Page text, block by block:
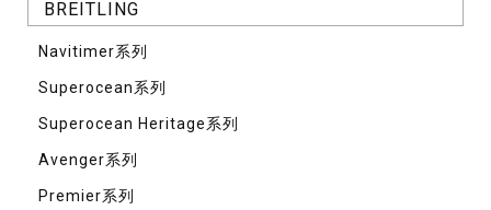
BREITLING
Navitimer系列
Superocean系列
Superocean Heritage系列
Avenger系列
Premier系列